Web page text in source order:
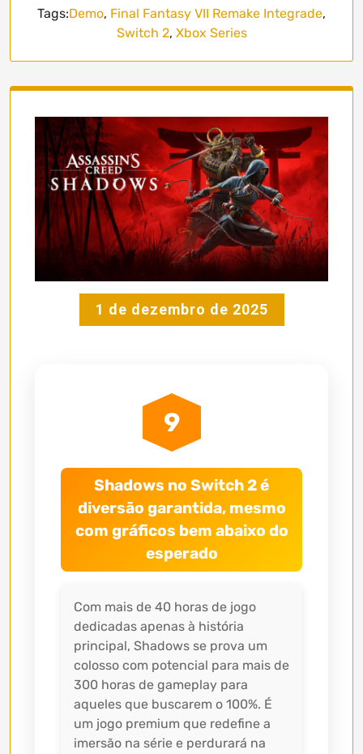
Tags:Demo, Final Fantasy VII Remake Integrade,
Switch 2, Xbox Series
1 de dezembro de 2025
9
Shadows no Switch 2 é
diversão garantida, mesmo
com gráficos bem abaixo do
esperado
Com mais de 40 horas de jogo
dedicadas apenas à história
principal, Shadows se prova um
colosso com potencial para mais de
300 horas de gameplay para
aqueles que buscarem o 100%. É
um jogo premium que redefine a
imersão na série e perdurará na